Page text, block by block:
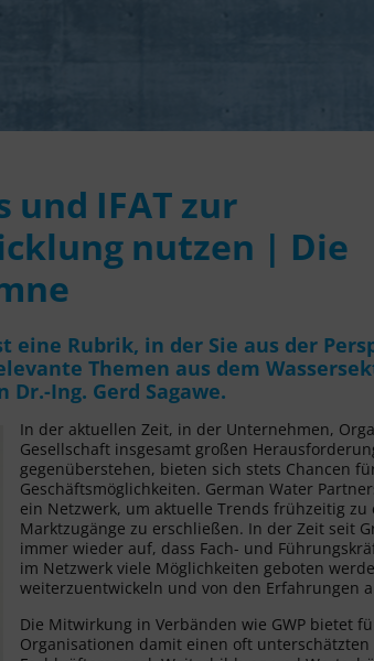
IFAT zur
nutzen | Die
eine Rubrik, in der Sie aus der
Themen aus dem
Dr.-Ing. Gerd Sagawe.
In der aktuellen Zeit, in der Unternehmen,
Gesellschaft insgesamt großen
gegenüberstehen, bieten sich stets Chancen
Geschäftsmöglichkeiten. German Water
ein Netzwerk, um aktuelle Trends frühzeitig
Marktzugänge zu erschließen. In der Zeit seit
immer wieder auf, dass Fach- und
im Netzwerk viele Möglichkeiten geboten
weiterzuentwickeln und von den Erfahrungen
Die Mitwirkung in Verbänden wie GWP bietet
Organisationen damit einen oft unterschätzten